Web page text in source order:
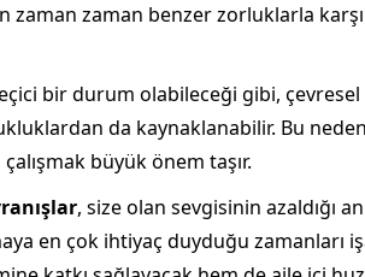
zaman zaman benzer zorluklarla
bir durum olabileceği gibi, çevresel
da kaynaklanabilir. Bu
büyük önem taşır.
, size olan sevgisinin azaldığı
en çok ihtiyaç duyduğu zamanları